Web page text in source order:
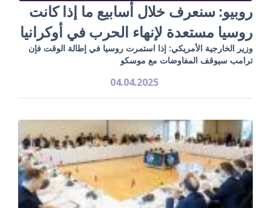
روبيو: سنعرف خلال أسابيع ما إذا كانت
روسيا مستعدة لإنهاء الحرب في أوكرانيا
وزير الخارجية الأمريكي: إذا استمرت روسيا في إطالة الوقت فإن
ترامب سيوقف المفاوضات مع موسكو
04.04.2025